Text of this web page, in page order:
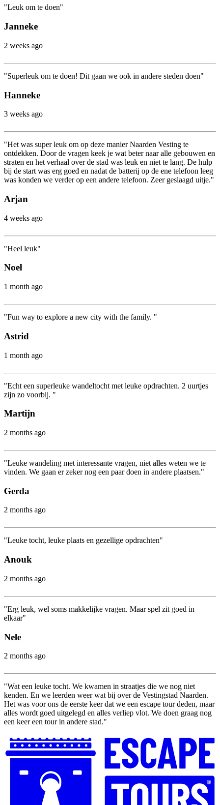
"Leuk om te doen"
Janneke
2 weeks ago
"Superleuk om te doen! Dit gaan we ook in andere steden doen"
Hanneke
3 weeks ago
"Het was super leuk om op deze manier Naarden Vesting te
ontdekken. Door de vragen keek je wat beter naar alle gebouwen en
straten en het verhaal over de stad was leuk en niet te lang. De hulp
bij de start was erg goed en nadat de batterij op de ene telefoon leeg
was konden we verder op een andere telefoon. Zeer geslaagd uitje."
Arjan
4 weeks ago
"Heel leuk"
Noel
1 month ago
"Fun way to explore a new city with the family. "
Astrid
1 month ago
"Echt een superleuke wandeltocht met leuke opdrachten. 2 uurtjes
zijn zo voorbij. "
Martijn
2 months ago
"Leuke wandeling met interessante vragen, niet alles weten we te
vinden. We gaan er zeker nog een paar doen in andere plaatsen."
Gerda
2 months ago
"Leuke tocht, leuke plaats en gezellige opdrachten"
Anouk
2 months ago
"Erg leuk, wel soms makkelijke vragen. Maar spel zit goed in
elkaar"
Nele
2 months ago
"Wat een leuke tocht. We kwamen in straatjes die we nog niet
kenden. En we leerden weer wat bij over de Vestingstad Naarden.
Het was voor ons de eerste keer dat we een escape tour deden, maar
alles wordt goed uitgelegd en alles verliep vlot. We doen graag nog
een keer een tour in andere stad."